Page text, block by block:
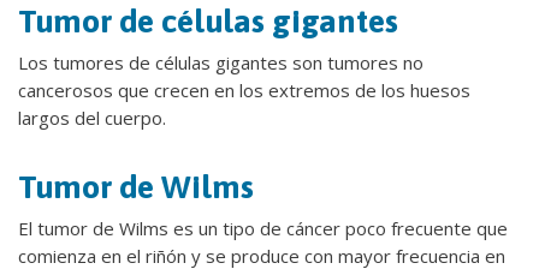
Tumor de células gigantes
Los tumores de células gigantes son tumores no
cancerosos que crecen en los extremos de los huesos
largos del cuerpo.
Tumor de Wilms
El tumor de Wilms es un tipo de cáncer poco frecuente que
comienza en el riñón y se produce con mayor frecuencia en